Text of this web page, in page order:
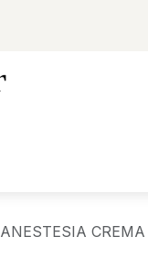
ANESTESIA